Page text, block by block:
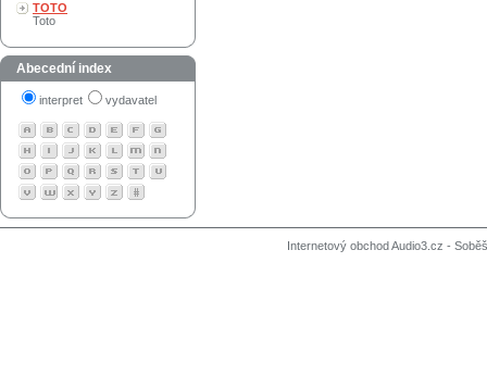
TOTO
Toto
Abecední index
interpret vydavatel
Internetový obchod Audio3.cz -